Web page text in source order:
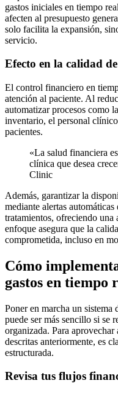
gastos iniciales en tiempo
afecten al presupuesto
solo facilita la expansión,
servicio.
Efecto en la calidad
El control financiero en
atención al paciente. Al
automatizar procesos como
inventario, el personal
pacientes.
«La salud financiera
clínica que desea
Clinic
Además, garantizar la
mediante alertas
tratamientos, ofreciendo una
enfoque asegura que la
comprometida, incluso en
Cómo
gastos en tiempo
Poner en marcha un sistema
puede ser más sencillo si se
organizada. Para
descritas anteriormente, es
estructurada.
Revisa tus flujos